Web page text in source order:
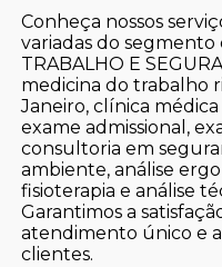
Conheça nossos
variadas do segmento
TRABALHO E
medicina do trabalho
Janeiro, clínica
exame admissional,
consultoria em
ambiente, análise
fisioterapia e análise
Garantimos a
atendimento único e
clientes.